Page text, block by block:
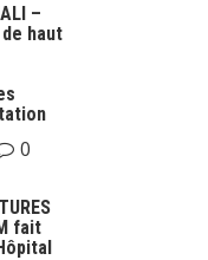
–
de haut
0
fait